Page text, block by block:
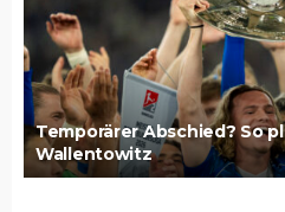
Temporärer Abschied? So
Wallentowitz